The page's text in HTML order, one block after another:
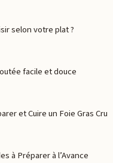
selon votre plat ?
facile et douce
et Cuire un Foie Gras Cru
à Préparer à l’Avance